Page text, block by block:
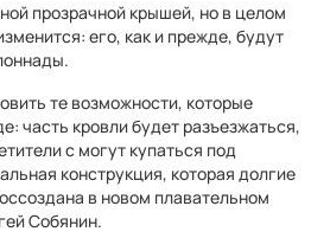
прозрачной крышей, но в целом
его, как и прежде, будут
те возможности, которые
часть кровли будет разъезжаться,
с могут купаться под
конструкция, которая долгие
в новом плавательном
Собянин.